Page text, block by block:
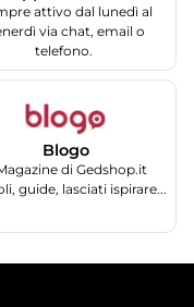
attivo dal lunedì al
via chat, email o
telefono.
Blogo
di Gedshop.it
guide, lasciati ispirare...